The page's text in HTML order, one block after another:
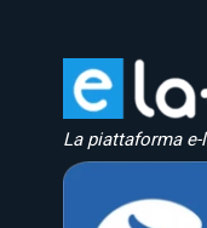
La piattaforma